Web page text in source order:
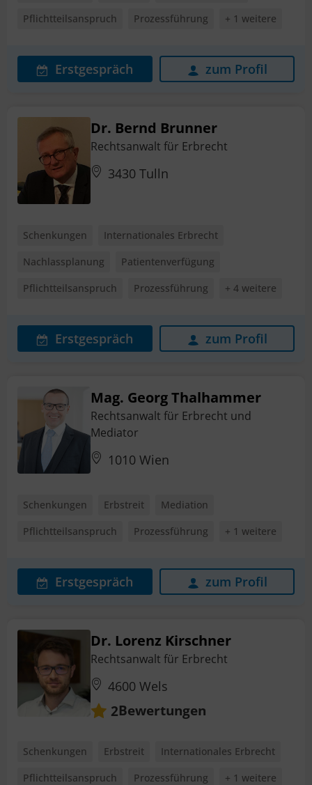
Pflichtteilsanspruch
Prozessführung + 1 weitere
Erstgespräch zum Profil
Dr. Bernd Brunner
Rechtsanwalt für Erbrecht
3430 Tulln
Schenkungen
Internationales Erbrecht
Nachlassplanung
Patientenverfügung
Pflichtteilsanspruch
Prozessführung + 4 weitere
Erstgespräch zum Profil
Mag. Georg Thalhammer
Rechtsanwalt für Erbrecht und
Mediator
1010 Wien
Schenkungen Erbstreit
Mediation
Pflichtteilsanspruch
Prozessführung + 1 weitere
Erstgespräch zum Profil
Dr. Lorenz Kirschner
Rechtsanwalt für Erbrecht
4600 Wels
2Bewertungen
Schenkungen Erbstreit
Internationales Erbrecht
Pflichtteilsanspruch
Prozessführung + 1 weitere